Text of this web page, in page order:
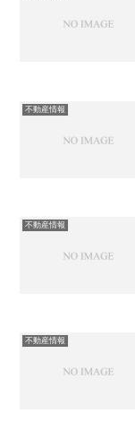
不動産情報
不動産情報
不動産情報